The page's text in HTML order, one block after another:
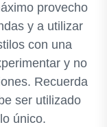
provecho
y a utilizar
con una
y no
Recuerda
ser utilizado
único.